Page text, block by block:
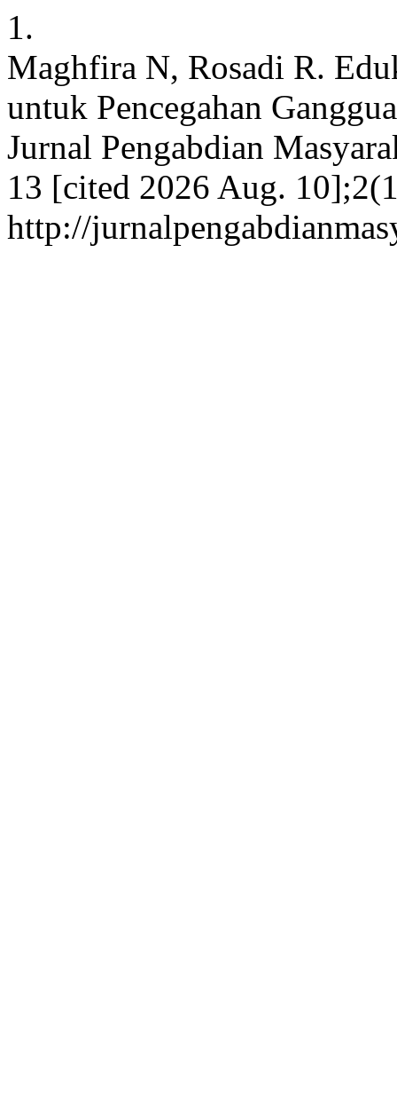
1.
Maghfira N, Rosadi R.
untuk Pencegahan
Jurnal Pengabdian
13 [cited 2026 Aug.
http://